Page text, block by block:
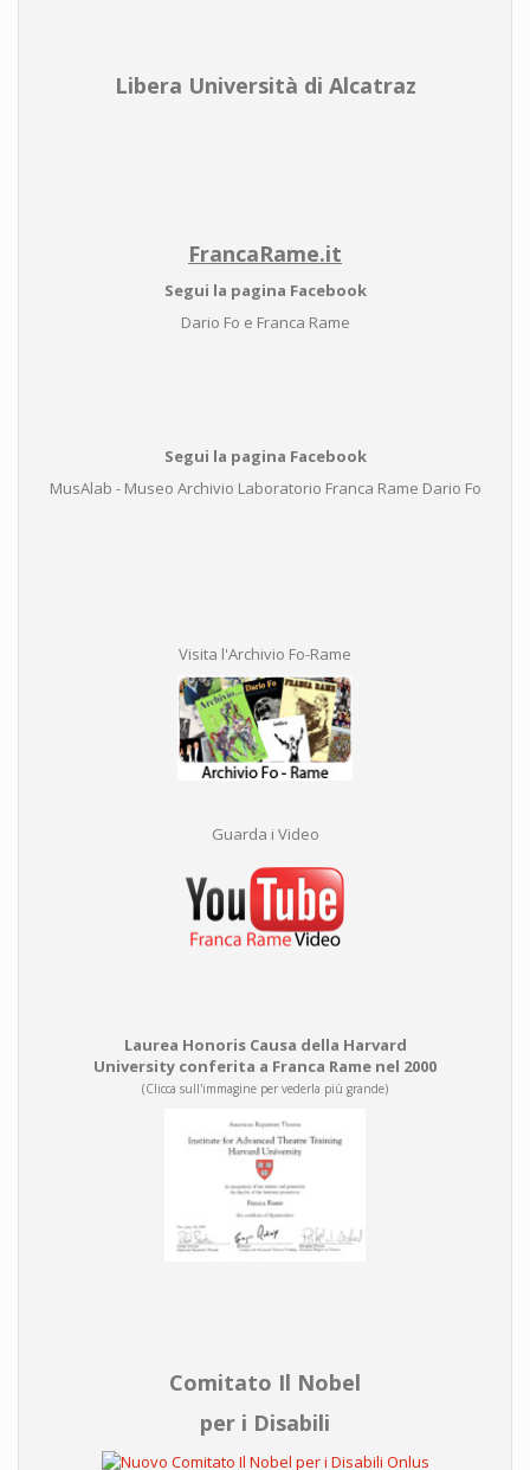
Libera Università di Alcatraz
FrancaRame.it
Segui la pagina Facebook
Dario Fo e Franca Rame
Segui la pagina Facebook
MusAlab - Museo Archivio Laboratorio Franca Rame Dario Fo
Visita l'Archivio Fo-Rame
Guarda i Video
Laurea Honoris Causa della Harvard
University conferita a Franca Rame nel 2000
(Clicca sull'immagine per vederla più grande)
Comitato Il Nobel
per i Disabili